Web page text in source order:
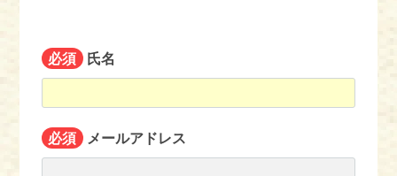
必須 氏名
必須 メールアドレス